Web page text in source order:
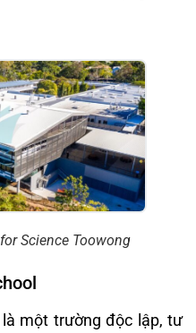
Science Toowong
một trường độc lập, tư